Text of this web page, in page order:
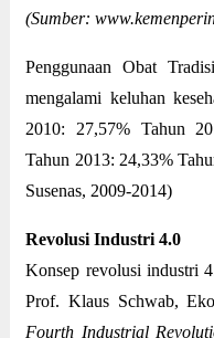
(Sumber:
Penggunaan Obat
mengalami keluhan
2010: 27,57% Tahun
Tahun 2013: 24,33%
Susenas, 2009-2014)
Revolusi Industri 4.0
Konsep revolusi industri
Prof. Klaus Schwab,
Fourth Industrial